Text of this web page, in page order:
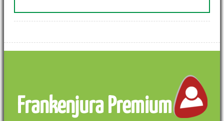
Frankenjura Premium